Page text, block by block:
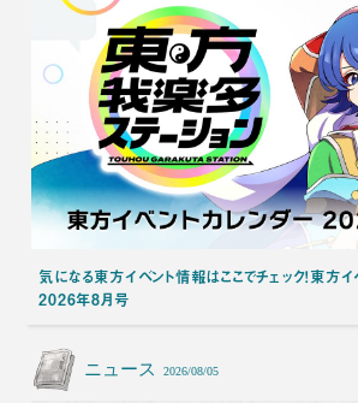
気になる東方イベント情報はここでチェック！東方
2026年8月号
ニュース 2026/08/05